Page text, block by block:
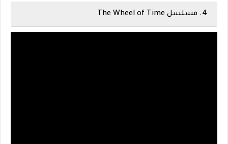
4. مسلسل The Wheel of Time